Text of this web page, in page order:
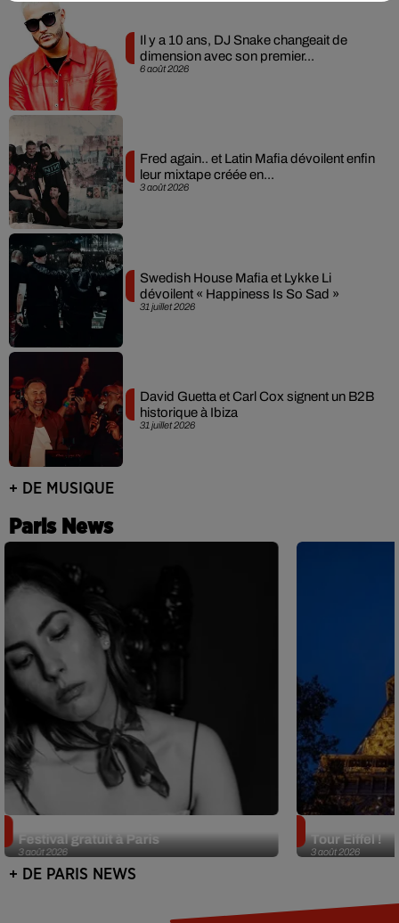
6 août 2026
Il y a 10 ans, DJ Snake changeait de
dimension avec son premier...
3 août 2026
Fred again.. et Latin Mafia dévoilent enfin
leur mixtape créée en...
31 juillet 2026
Swedish House Mafia et Lykke Li
dévoilent « Happiness Is So Sad »
31 juillet 2026
David Guetta et Carl Cox signent un B2B
historique à Ibiza
+ DE MUSIQUE
Paris News
3 août 2026
Festival gratuit à Paris
3 août 2026
Tour Eiffel !
+ DE PARIS NEWS